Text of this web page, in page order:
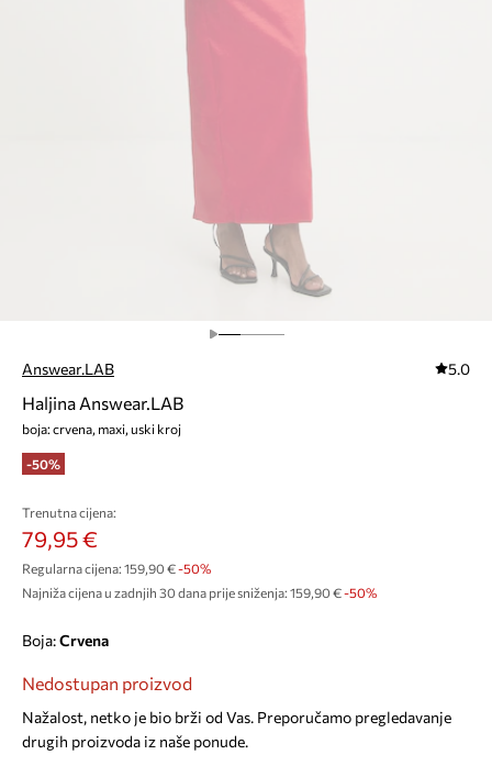
Answear.LAB 5.0
Haljina Answear.LAB
boja: crvena, maxi, uski kroj
-50%
Trenutna cijena:
79,95 €
Regularna cijena: 159,90 €-50%
Najniža cijena u zadnjih 30 dana prije sniženja: 159,90 € -50%
Boja: crvena
Nedostupan proizvod
Nažalost, netko je bio brži od Vas. Preporučamo pregledavanje
drugih proizvoda iz naše ponude.